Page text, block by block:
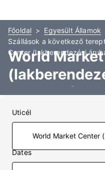
Főoldal
Egyesült Államok
Szállások a következő
Center (lakberendezési
World
Uticél
Dates